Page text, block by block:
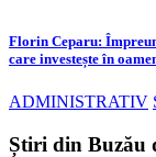
Florin Ceparu:
care investește în
ADMINISTRATIV
Știri din Buzău